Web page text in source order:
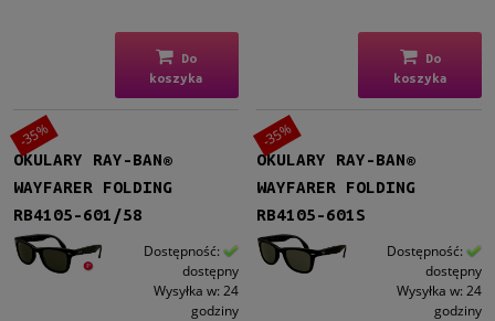
Do
koszyka
Do
koszyka
OKULARY RAY-BAN®
WAYFARER FOLDING
RB4105-601/58
Dostępność:
dostępny
Wysyłka w: 24
godziny
-35%
OKULARY RAY-BAN®
WAYFARER FOLDING
RB4105-601S
Dostępność:
dostępny
Wysyłka w: 24
godziny
-35%